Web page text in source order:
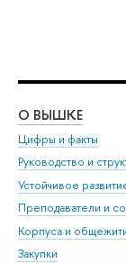
О ВЫШКЕ
Цифры и факты
Руководство и
Устойчивое
Преподаватели и
Корпуса и
Закупки